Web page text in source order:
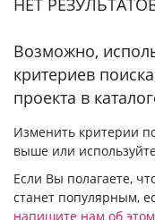
НЕТ
Bозможно,
критериев
проекта в
Изменить критерии
выше или
Если Вы полагаете,
станет популярным,
напишите нам об